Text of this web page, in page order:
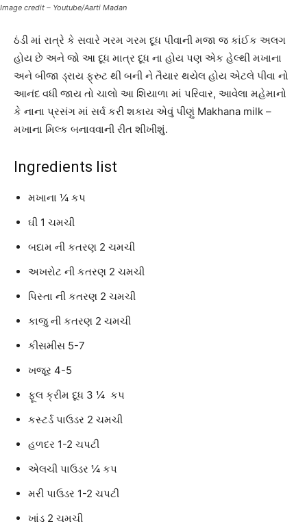
Image credit – Youtube/Aarti Madan
ઠંડી માં રાત્રે કે સવારે ગરમ ગરમ દૂધ પીવાની મજા જ કાંઈક અલગ
હોય છે અને જો આ દૂધ માત્ર દૂધ ના હોય પણ એક હેલ્થી મખાના
અને બીજા ડ્રાય ફ્રુટ થી બની ને તૈયાર થયેલ હોય એટલે પીવા નો
આનંદ વધી જાય તો ચાલો આ શિયાળા માં પરિવાર, આવેલા મહેમાનો
કે નાના પ્રસંગ માં સર્વ કરી શકાય એવું પીણું Makhana milk –
મખાના મિલ્ક બનાવવાની રીત શીખીશું.
Ingredients list
મખાના ¼ કપ
ઘી 1 ચમચી
બદામ ની કતરણ 2 ચમચી
અખરોટ ની કતરણ 2 ચમચી
પિસ્તા ની કતરણ 2 ચમચી
કાજુ ની કતરણ 2 ચમચી
કીસમીસ 5-7
ખજૂર 4-5
ફૂલ ક્રીમ દૂધ 3 ¼ કપ
કસ્ટર્ડ પાઉડર 2 ચમચી
હળદર 1-2 ચપટી
એલચી પાઉડર ¼ કપ
મરી પાઉડર 1-2 ચપટી
ખાંડ 2 ચમચી